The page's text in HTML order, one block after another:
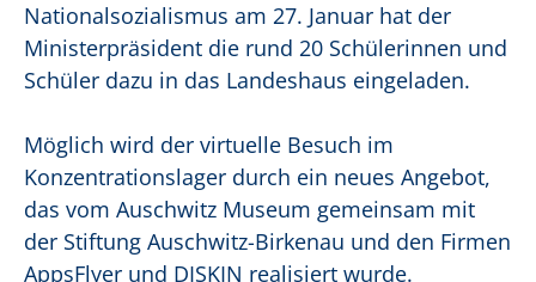
Nationalsozialismus am 27. Januar hat der
Ministerpräsident die rund 20 Schülerinnen und
Schüler dazu in das Landeshaus eingeladen.
Möglich wird der virtuelle Besuch im
Konzentrationslager durch ein neues Angebot,
das vom Auschwitz Museum gemeinsam mit
der Stiftung Auschwitz-Birkenau und den Firmen
AppsFlyer und DISKIN realisiert wurde.